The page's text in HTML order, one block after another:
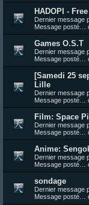
HADOPI -
Dernier message
Message posté…
Games O.S.T
Dernier message
Message posté…
[Samedi 25
Lille
Dernier message
Message posté…
Film: Space
Dernier message
Message posté…
Anime:
Dernier message
Message posté…
sondage
Dernier message
Message posté…